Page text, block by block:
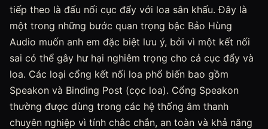
tiếp theo là đấu nối cục đẩy với loa sân khấu. Đây là
một trong những bước quan trọng bậc Bảo Hùng
Audio muốn anh em đặc biệt lưu ý, bởi vì một kết nối
sai có thể gây hư hại nghiêm trọng cho cả cục đẩy và
loa. Các loại cổng kết nối loa phổ biến bao gồm
Speakon và Binding Post (cọc loa). Cổng Speakon
thường được dùng trong các hệ thống âm thanh
chuyên nghiệp vì tính chắc chắn, an toàn và khả năng